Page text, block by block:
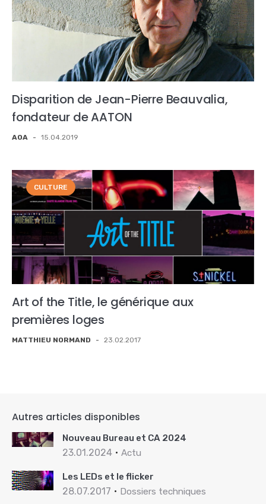
Disparition de Jean-Pierre Beauvalia,
fondateur de AATON
AOA - 15.04.2019
CULTURE
Art of the Title, le générique aux
premières loges
MATTHIEU NORMAND - 23.02.2017
Autres articles disponibles
Nouveau Bureau et CA 2024
23.01.2024 Actu
Les LEDs et le flicker
28.07.2017 Dossiers techniques